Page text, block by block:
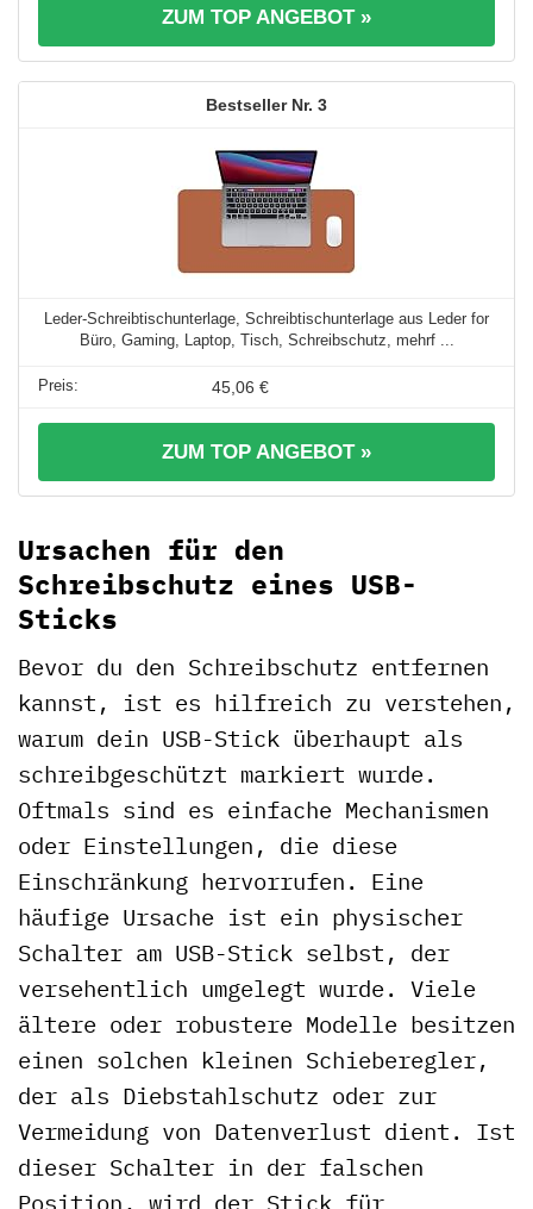
ZUM TOP ANGEBOT »
3
Leder-Schreibtischunterlage, Schreibtischunterlage aus Leder for
Büro, Gaming, Laptop, Tisch, Schreibschutz, mehrf ...
45,06 €
ZUM TOP ANGEBOT »
Ursachen für den
Schreibschutz eines USB-
Sticks
Bevor du den Schreibschutz entfernen
kannst, ist es hilfreich zu verstehen,
warum dein USB-Stick überhaupt als
schreibgeschützt markiert wurde.
Oftmals sind es einfache Mechanismen
oder Einstellungen, die diese
Einschränkung hervorrufen. Eine
häufige Ursache ist ein physischer
Schalter am USB-Stick selbst, der
versehentlich umgelegt wurde. Viele
ältere oder robustere Modelle besitzen
einen solchen kleinen Schieberegler,
der als Diebstahlschutz oder zur
Vermeidung von Datenverlust dient. Ist
dieser Schalter in der falschen
Position, wird der Stick für